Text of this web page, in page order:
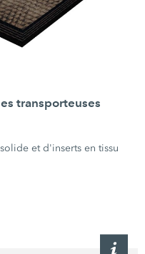
transporteuses
et d'inserts en tissu